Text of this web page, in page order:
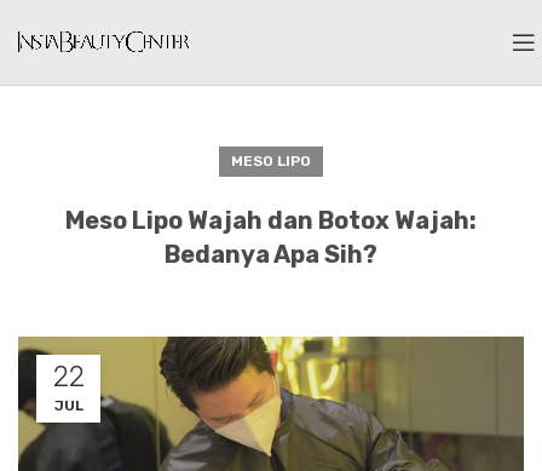
MESO LIPO
Meso Lipo Wajah dan Botox Wajah:
Bedanya Apa Sih?
22
JUL